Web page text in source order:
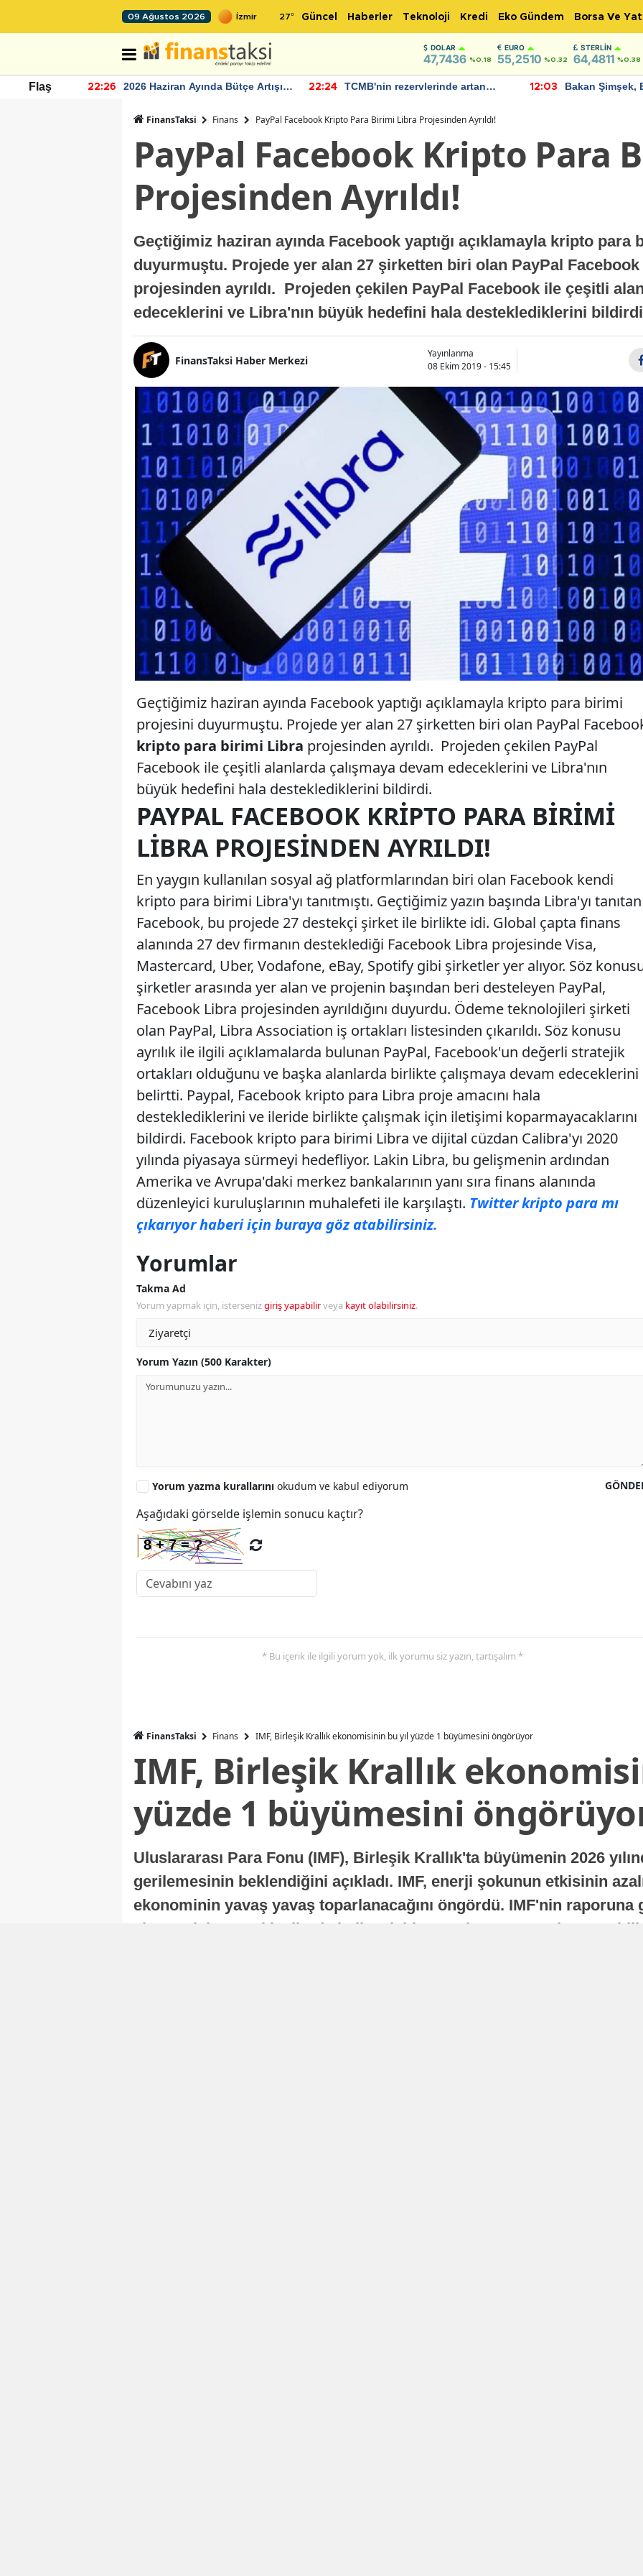
09 Ağustos 2026 27° Güncel Haberler Teknoloji Kredi Eko Gündem Borsa Ve
DOLAR
47,7436 %0.18
EURO
55,2510 %0.32
STERLIN
64,4811 %0.38
Flaş 22:26
2026 Haziran Ayında Bütçe Artışı
22:24
TCMB'nin rezervlerinde artan
12:03
Bakan Şimşek,
FinansTaksi Finans PayPal Facebook Kripto Para Birimi Libra Projesinden Ayrıldı!
PayPal Facebook Kripto Para
Projesinden Ayrıldı!
Geçtiğimiz haziran ayında Facebook yaptığı açıklamayla kripto
duyurmuştu. Projede yer alan 27 şirketten biri olan PayPal
projesinden ayrıldı. Projeden çekilen PayPal Facebook ile çeşitli
edeceklerini ve Libra'nın büyük hedefini hala desteklediklerini
FinansTaksi Haber Merkezi
Yayınlanma
08 Ekim 2019 - 15:45
Geçtiğimiz haziran ayında Facebook yaptığı açıklamayla kripto para birimi
projesini duyurmuştu. Projede yer alan 27 şirketten biri olan PayPal
kripto para birimi Libra projesinden ayrıldı. Projeden çekilen PayPal
Facebook ile çeşitli alanlarda çalışmaya devam edeceklerini ve Libra'nın
büyük hedefini hala desteklediklerini bildirdi.
PAYPAL FACEBOOK KRIPTO PARA BIRIMI
LIBRA PROJESINDEN AYRILDI!
En yaygın kullanılan sosyal ağ platformlarından biri olan Facebook kendi
kripto para birimi Libra'yı tanıtmıştı. Geçtiğimiz yazın başında Libra'yı tanıtan
Facebook, bu projede 27 destekçi şirket ile birlikte idi. Global çapta finans
alanında 27 dev firmanın desteklediği Facebook Libra projesinde Visa,
Mastercard, Uber, Vodafone, eBay, Spotify gibi şirketler yer alıyor. Söz
şirketler arasında yer alan ve projenin başından beri desteleyen PayPal,
Facebook Libra projesinden ayrıldığını duyurdu. Ödeme teknolojileri şirketi
olan PayPal, Libra Association iş ortakları listesinden çıkarıldı. Söz konusu
ayrılık ile ilgili açıklamalarda bulunan PayPal, Facebook'un değerli stratejik
ortakları olduğunu ve başka alanlarda birlikte çalışmaya devam edeceklerini
belirtti. Paypal, Facebook kripto para Libra proje amacını hala
desteklediklerini ve ileride birlikte çalışmak için iletişimi koparmayacaklarını
bildirdi. Facebook kripto para birimi Libra ve dijital cüzdan Calibra'yı 2020
yılında piyasaya sürmeyi hedefliyor. Lakin Libra, bu gelişmenin ardından
Amerika ve Avrupa'daki merkez bankalarının yanı sıra finans alanında
düzenleyici kuruluşlarının muhalefeti ile karşılaştı. Twitter kripto para mı
çıkarıyor haberi için buraya göz atabilirsiniz.
Yorumlar
Takma Ad
Yorum yapmak için, istersenizgiriş yapabilirveya kayıt olabilirsiniz.
Yorum Yazın (500 Karakter)
Yorum yazma kurallarını okudum ve kabul ediyorum
Aşağıdaki görselde işlemin sonucu kaçtır?
* Bu içerik ile ilgili yorum yok, ilk yorumu siz yazın, tartışalım *
FinansTaksi Finans IMF, Birleşik Krallık ekonomisinin bu yıl yüzde 1 büyümesini öngörüyor
IMF, Birleşik Krallık
yüzde 1 büyümesini
Uluslararası Para Fonu (IMF), Birleşik Krallık'ta büyümenin 2026
gerilemesinin beklendiğini açıkladı. IMF, enerji şokunun etkisinin
ekonominin yavaş yavaş toparlanacağını öngördü. IMF'nin raporuna
ekonomisi, sonraki yıllarda istikrarlı bir toparlanma süreci